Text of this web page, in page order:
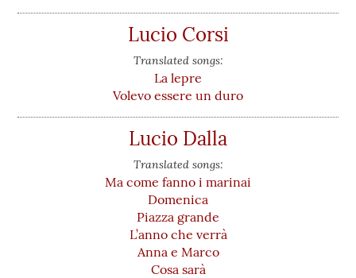
Lucio Corsi
Translated songs:
La lepre
Volevo essere un duro
Lucio Dalla
Translated songs:
Ma come fanno i marinai
Domenica
Piazza grande
L’anno che verrà
Anna e Marco
Cosa sarà